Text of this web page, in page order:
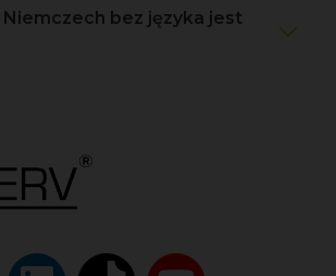
Niemczech bez języka jest